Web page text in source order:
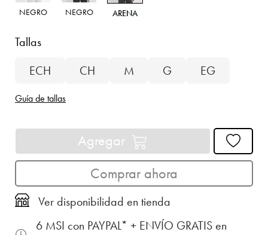
NEGRO NEGRO ARENA
Tallas
ECH
CH M G EG
Guía de tallas
Agregar
Comprar ahora
Ver disponibilidad en tienda
6 MSI con PAYPAL* + ENVÍO GRATIS en